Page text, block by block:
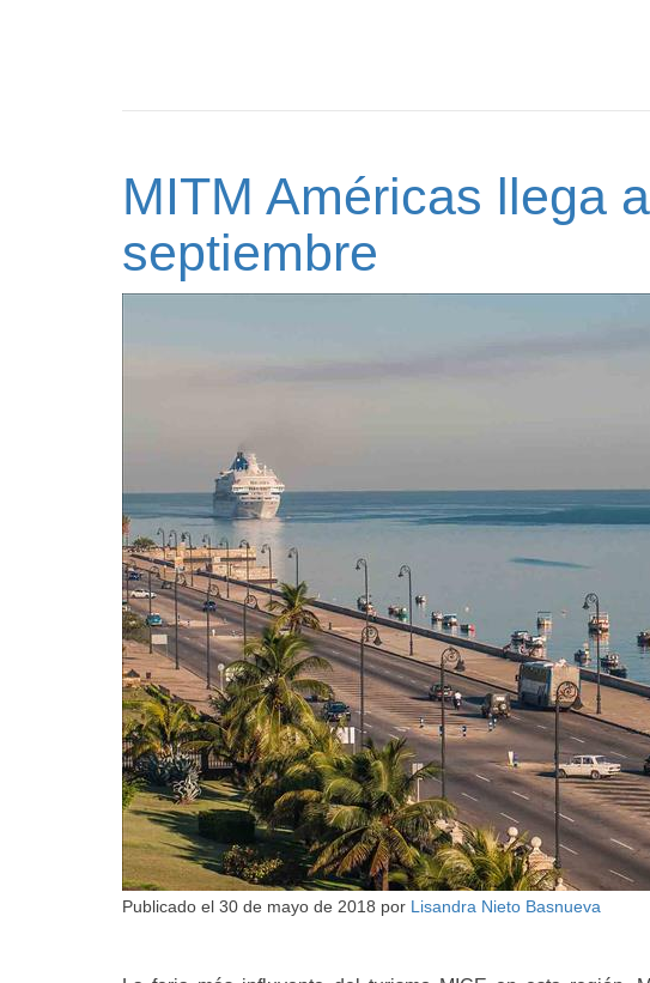
MITM Américas llega
septiembre
Publicado el 30 de mayo de 2018 por Lisandra Nieto Basnueva